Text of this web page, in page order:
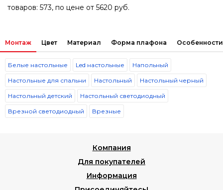
товаров: 573, по цене от 5620 руб.
Монтаж Цвет Материал Форма плафона Особенности
Белые настольные Led настольные Напольный
Настольные для спальни Настольный Настольный черный
Настольный детский Настольный светодиодный
Врезной светодиодный Врезные
Компания
Для покупателей
Информация